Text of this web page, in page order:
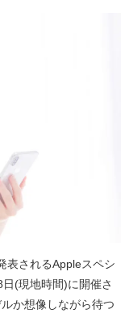
表されるAppleスペシ
(現地時間)に開催さ
か想像 しながら待つ